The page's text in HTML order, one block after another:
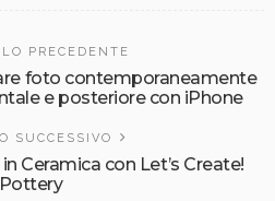
PRECEDENTE
foto contemporaneamente
e posteriore con iPhone
SUCCESSIVO
Ceramica con Let’s Create!
Pottery